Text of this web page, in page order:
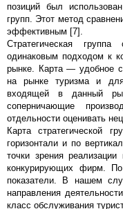
позиций был
групп. Этот метод
эффективным [7].
Стратегическая
одинаковым подходом к
рынке. Карта — удобное
на рынке туризма и
входящей в данный
соперничающие
отдельности оценивать
Карта стратегической
горизонтали и по
точки зрения
конкурирующих фирм.
показатели. В нашем
направления
класс обслуживания